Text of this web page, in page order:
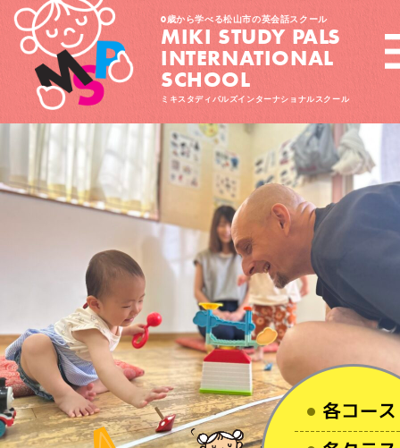
0歳から学べる松山市の英会話スクール
MIKI STUDY PALS
INTERNATIONAL
SCHOOL
ミキスタディパルズインターナショナルスクール